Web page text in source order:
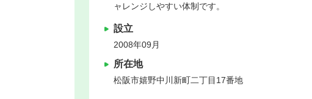
ャレンジしやすい体制です。
設立
2008年09月
所在地
松阪市嬉野中川新町二丁目17番地